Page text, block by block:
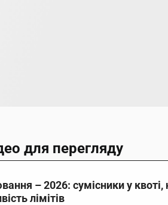
для перегляду
– 2026: сумісники у квоті,
лімітів